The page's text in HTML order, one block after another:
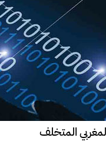
المتخلف